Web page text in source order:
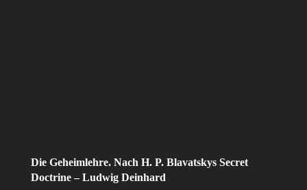
Die Geheimlehre. Nach H. P. Blavatskys Secret
Doctrine – Ludwig Deinhard